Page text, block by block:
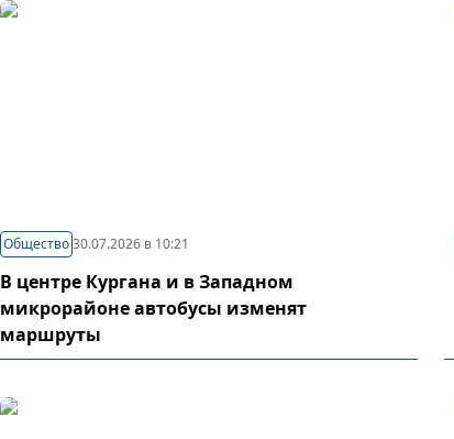
Общество30.07.2026 в 10:21
В центре Кургана и в Западном
микрорайоне автобусы изменят
маршруты